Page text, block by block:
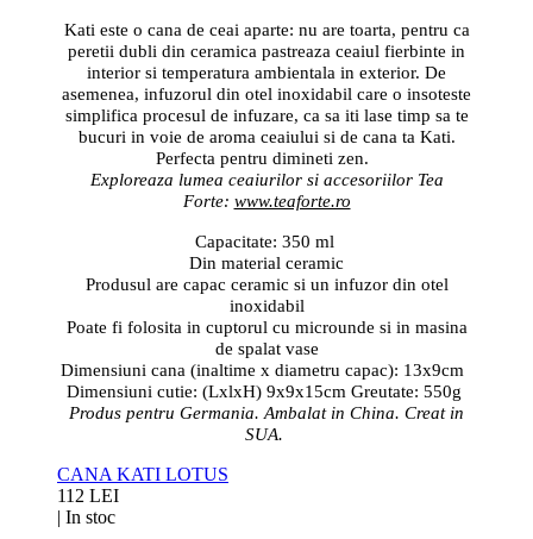
Kati este o cana de ceai aparte: nu are toarta, pentru ca
peretii dubli din ceramica pastreaza ceaiul fierbinte in
interior si temperatura ambientala in exterior. De
asemenea, infuzorul din otel inoxidabil care o insoteste
simplifica procesul de infuzare, ca sa iti lase timp sa te
bucuri in voie de aroma ceaiului si de cana ta Kati.
Perfecta pentru dimineti zen.
Exploreaza lumea ceaiurilor si accesoriilor Tea
Forte: www.teaforte.ro
Capacitate: 350 ml
Din material ceramic
Produsul are capac ceramic si un infuzor din otel
inoxidabil
Poate fi folosita in cuptorul cu microunde si in masina
de spalat vase
Dimensiuni cana (inaltime x diametru capac): 13x9cm
Dimensiuni cutie: (LxlxH) 9x9x15cm Greutate: 550g
Produs pentru Germania. Ambalat in China. Creat in
SUA.
CANA KATI LOTUS
112 LEI
| In stoc